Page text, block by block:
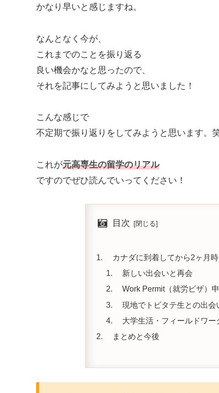
かなり早いと感じますね。
なんとなく今が、
これまでのことを振り返る
良い機会かなと思ったので、
それを記事にしてみようと思いました！
こんな感じで
不定期で振り返りをしてみようと思います。
これが元高専生の留学のリアル
ですのでぜひ読んでいってください！
目次
カナダに到着してから2ヶ月
新しい出会いと再会
Work Permit（就労ビザ）
現地でトビタテ生との出会
大学生活・フィールドワー
まとめと今後